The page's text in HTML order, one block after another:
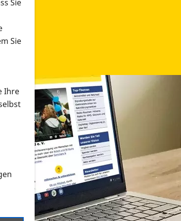
Formaten an
und dieses bestellen bzw. herunterladen
Sie
Sie
Ihre